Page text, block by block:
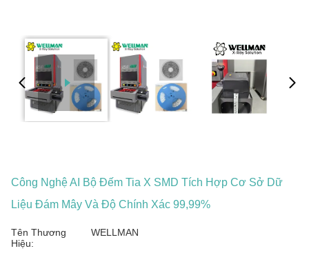
Công Nghệ AI Bộ Đếm Tia X SMD Tích Hợp Cơ Sở Dữ
Liệu Đám Mây Và Độ Chính Xác 99,99%
Tên Thương
Hiệu:
WELLMAN